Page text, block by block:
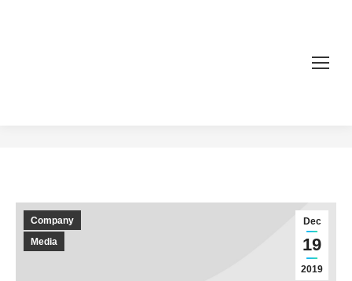
Dec
19
2019
Company
Media